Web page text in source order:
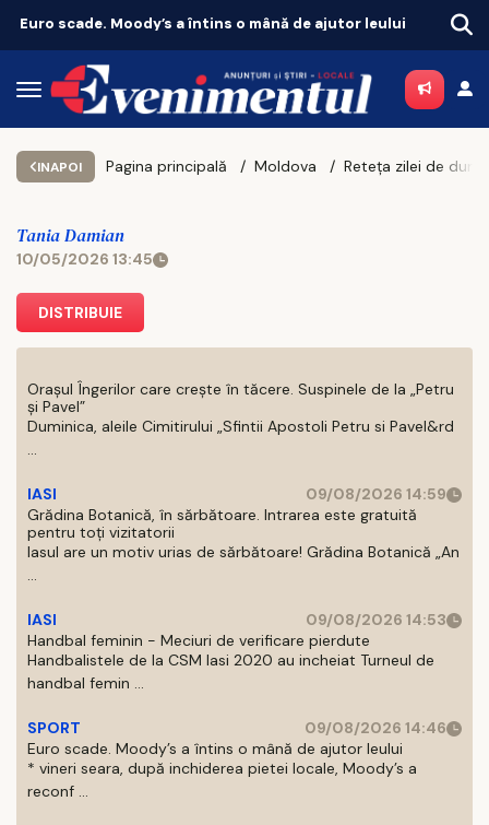
Euro scade. Moody’s a întins o mână de ajutor leului
INAPOI Pagina principală Moldova
Tania Damian
10/05/2026 13:45
DISTRIBUIE
Orașul Îngerilor care crește în tăcere. Suspinele de la „Petru
și Pavel”
Duminica, aleile Cimitirului „Sfintii Apostoli Petru si Pavel&rd
...
IASI
09/08/2026 14:59
Grădina Botanică, în sărbătoare. Intrarea este gratuită
pentru toți vizitatorii
Iasul are un motiv urias de sărbătoare! Grădina Botanică „An
...
IASI
09/08/2026 14:53
Handbal feminin - Meciuri de verificare pierdute
Handbalistele de la CSM Iasi 2020 au incheiat Turneul de
handbal femin ...
SPORT
09/08/2026 14:46
Euro scade. Moody’s a întins o mână de ajutor leului
* vineri seara, după inchiderea pietei locale, Moody’s a
reconf ...